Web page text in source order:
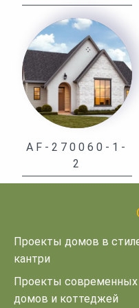
AF-270060-1-
2
Проекты домов в
кантри
Проекты современных
домов и коттеджей